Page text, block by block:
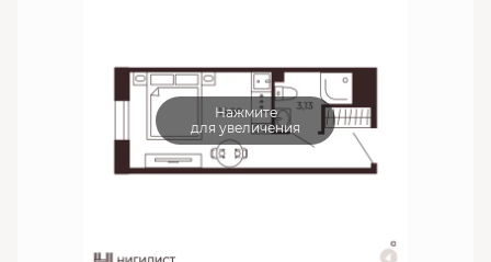
Нажмите
для увеличения